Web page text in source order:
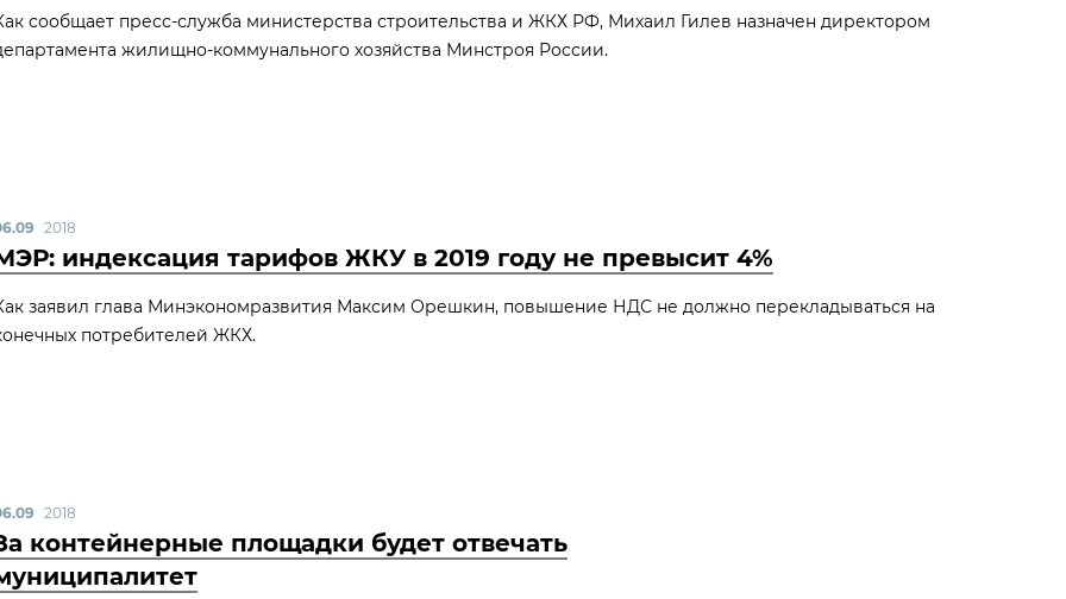
сообщает пресс-служба министерства строительства и ЖКХ РФ, Михаил Гилев назначен директором
жилищно-коммунального хозяйства Минстроя России.
2018
индексация тарифов ЖКУ в 2019 году не превысит 4%
заявил глава Минэкономразвития Максим Орешкин, повышение НДС не должно перекладываться на
потребителей ЖКХ.
2018
контейнерные площадки будет отвечать